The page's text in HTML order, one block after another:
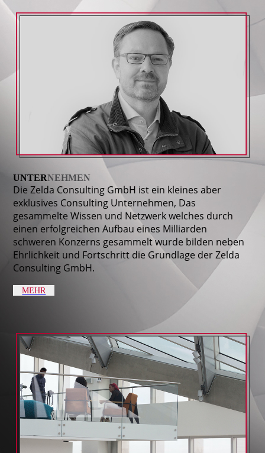
UNTERNEHMEN
Die Zelda Consulting GmbH ist ein kleines aber
exklusives Consulting Unternehmen, Das
gesammelte Wissen und Netzwerk welches durch
einen erfolgreichen Aufbau eines Milliarden
schweren Konzerns gesammelt wurde bilden neben
Ehrlichkeit und Fortschritt die Grundlage der Zelda
Consulting GmbH.
MEHR